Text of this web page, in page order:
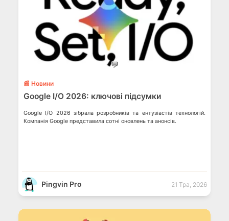
💬
📰 Новини
Google I/O 2026: ключові підсумки
Google I/O 2026 зібрала розробників та ентузіастів технологій.
Компанія Google представила сотні оновлень та анонсів.
Pingvin Pro 21 Тра, 2026